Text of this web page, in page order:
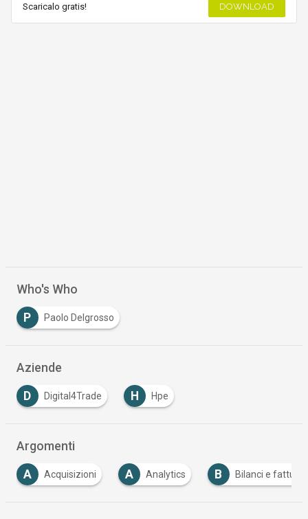
Scaricalo gratis! DOWNLOAD
Who's Who
P Paolo Delgrosso
Aziende
D Digital4Trade H Hpe
Argomenti
A Analytics B Bilanci e fatturati C Canale